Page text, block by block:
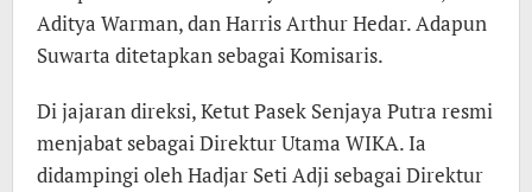
Aditya Warman, dan Harris Arthur Hedar. Adapun
Suwarta ditetapkan sebagai Komisaris.
Di jajaran direksi, Ketut Pasek Senjaya Putra resmi
menjabat sebagai Direktur Utama WIKA. Ia
didampingi oleh Hadjar Seti Adji sebagai Direktur